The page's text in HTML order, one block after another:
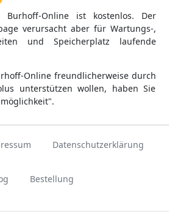
Online ist kostenlos. Der
verursacht aber für Wartungs-,
und Speicherplatz laufende
Online freundlicherweise durch
unterstützen wollen, haben Sie
Datenschutzerklärung
Bestellung